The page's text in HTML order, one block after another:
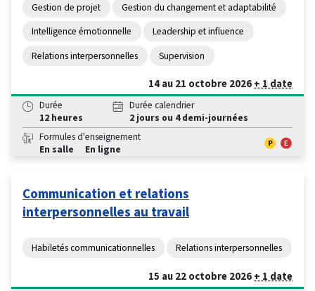
Gestion de projet Gestion du changement et adaptabilité
Intelligence émotionnelle Leadership et influence
Relations interpersonnelles Supervision
14 au 21 octobre 2026+ 1 date
Durée
12 heures
Durée calendrier
2 jours ou 4 demi-journées
Formules d'enseignement
En salle
En ligne
Communication et relations
interpersonnelles au travail
Habiletés communicationnelles Relations interpersonnelles
15 au 22 octobre 2026 + 1 date